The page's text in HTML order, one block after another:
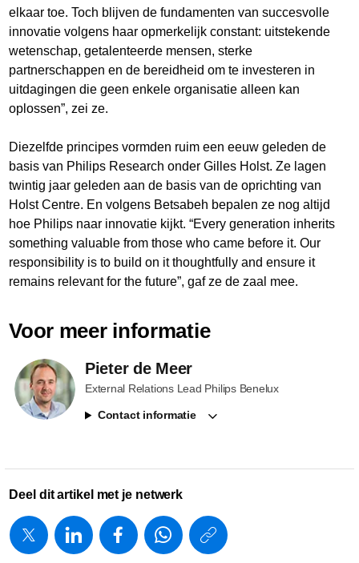
elkaar toe. Toch blijven de fundamenten van succesvolle
innovatie volgens haar opmerkelijk constant: uitstekende
wetenschap, getalenteerde mensen, sterke
partnerschappen en de bereidheid om te investeren in
uitdagingen die geen enkele organisatie alleen kan
oplossen”, zei ze.
Diezelfde principes vormden ruim een eeuw geleden de
basis van Philips Research onder Gilles Holst. Ze lagen
twintig jaar geleden aan de basis van de oprichting van
Holst Centre. En volgens Betsabeh bepalen ze nog altijd
hoe Philips naar innovatie kijkt. “Every generation inherits
something valuable from those who came before it. Our
responsibility is to build on it thoughtfully and ensure it
remains relevant for the future”, gaf ze de zaal mee.
Voor meer informatie
Pieter de Meer
External Relations Lead Philips Benelux
Contact informatie
Deel dit artikel met je netwerk
https://